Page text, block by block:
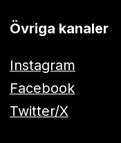
Övriga kanaler
Instagram
Facebook
Twitter/X